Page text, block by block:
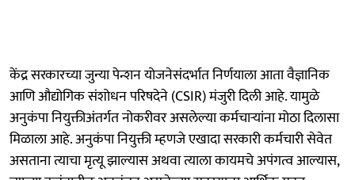
केंद्र सरकारच्या जुन्या पेन्शन योजनेसंदर्भात निर्णयाला आता वैज्ञानिक
आणि औद्योगिक संशोधन परिषदेने (CSIR) मंजुरी दिली आहे. यामुळे
अनुकंपा नियुक्तीअंतर्गत नोकरीवर असलेल्या कर्मचाऱ्यांना मोठा दिलासा
मिळाला आहे. अनुकंपा नियुक्ती म्हणजे एखादा सरकारी कर्मचारी सेवेत
असताना त्याचा मृत्यू झाल्यास अथवा त्याला कायमचे अपंगत्व आल्यास,